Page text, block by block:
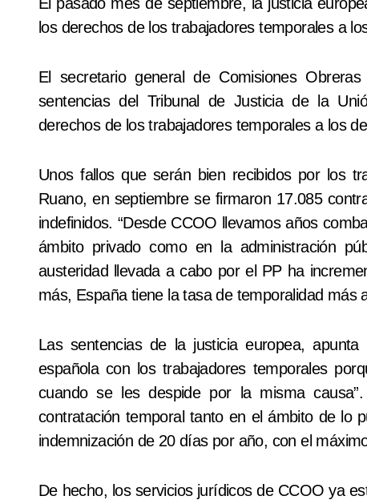
El pasado mes de septiembre, la justicia
los derechos de los trabajadores temporales a
El secretario general de Comisiones
sentencias del Tribunal de Justicia de la
derechos de los trabajadores temporales a los
Unos fallos que serán bien recibidos por los
Ruano, en septiembre se firmaron 17.085
indefinidos. “Desde CCOO llevamos años
ámbito privado como en la administración
austeridad llevada a cabo por el PP ha
más, España tiene la tasa de temporalidad más
Las sentencias de la justicia europea, apunta
española con los trabajadores temporales
cuando se les despide por la misma
contratación temporal tanto en el ámbito de lo
indemnización de 20 días por año, con el
De hecho, los servicios jurídicos de CCOO ya